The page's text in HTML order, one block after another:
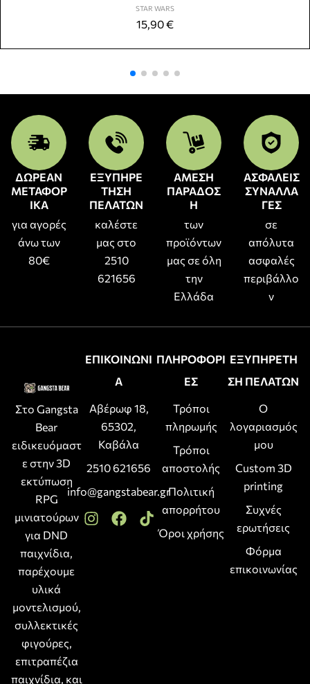
STAR WARS
15,90€
ΔΩΡΕΑΝ
ΜΕΤΑΦΟΡ
ΙΚΑ
για αγορές
άνω των
80€
ΕΞΥΠΗΡΕ
ΤΗΣΗ
ΠΕΛΑΤΩΝ
καλέστε
μας στο
2510
621656
ΑΜΕΣΗ
ΠΑΡΑΔΟΣ
Η
των
προϊόντων
μας σε όλη
την
Ελλάδα
ΑΣΦΑΛΕΙΣ
ΣΥΝΑΛΛΑ
ΓΕΣ
σε
απόλυτα
ασφαλές
περιβάλλο
ν
Στο Gangsta
Bear
ειδικευόμαστ
ε στην 3D
εκτύπωση
RPG
μινιατούρων
για DND
παιχνίδια,
παρέχουμε
υλικά
μοντελισμού,
συλλεκτικές
φιγούρες,
επιτραπέζια
παιχνίδια, και
ΕΠΙΚΟΙΝΩΝΙ
Α
Αβέρωφ 18,
65302,
Καβάλα
2510 621656
info@gangstabear.gr
ΠΛΗΡΟΦΟΡΙ
ΕΣ
Τρόποι
πληρωμής
Τρόποι
αποστολής
Πολιτική
απορρήτου
Όροι χρήσης
ΕΞΥΠΗΡΕΤΗ
ΣΗ ΠΕΛΑΤΩΝ
Ο
λογαριασμός
μου
Custom 3D
printing
Συχνές
ερωτήσεις
Φόρμα
επικοινωνίας